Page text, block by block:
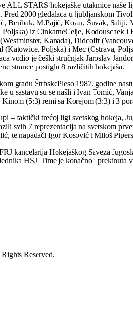
ALL STARS hokejaške utakmice naše
Pred 2000 gledalaca u ljubljanskom
Beribak, M.Pajić, Kozar, Šuvak, Saliji,
iz CinkarneCelje, Kodouschek i
Kanada), Didcofft
(Katowice, Poljska) i Mec (Ostrava,
vodio je češki stručnjak Jaroslav
strance postiglo 8 različitih hokejaša.
gradu ŠtrbskePleso 1987. godine
u sastavu su se našli i Ivan Tomić,
(5:3) remi sa Korejom (3:3) i 3
– faktički trećoj ligi svetskog hokeja,
svih 7 reprezentacija na svetskom
te napadači Igor Kosović i Miloš
kancelarija Hokejaškog Saveza
HSJ. Time je konačno i
Reserved.